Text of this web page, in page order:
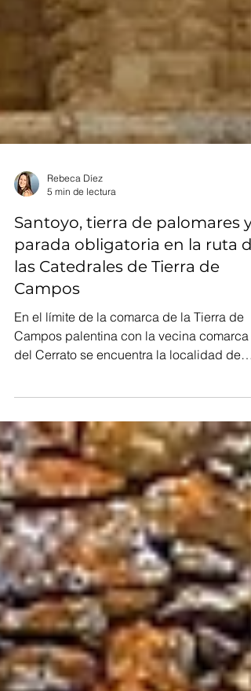
5 min de lectura
Santoyo, tierra de palomares y
parada obligatoria en la ruta
las Catedrales de Tierra de
Campos
En el límite de la comarca de la Tierra de
Campos palentina con la vecina comarca
Santoyo. Allí...